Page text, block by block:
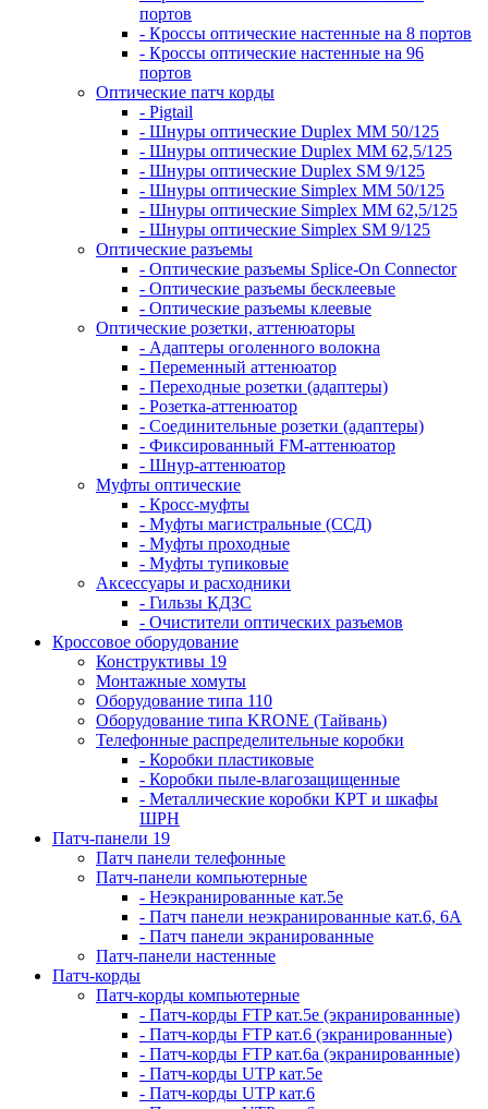
портов
- Кроссы оптические настенные на 8 портов
- Кроссы оптические настенные на 96
портов
Оптические патч корды
- Pigtail
- Шнуры оптические Duplex MM 50/125
- Шнуры оптические Duplex MM 62,5/125
- Шнуры оптические Duplex SM 9/125
- Шнуры оптические Simplex MM 50/125
- Шнуры оптические Simplex MM 62,5/125
- Шнуры оптические Simplex SM 9/125
Оптические разъемы
- Оптические разъемы Splice-On Connector
- Оптические разъемы бесклеевые
- Оптические разъемы клеевые
Оптические розетки, аттенюаторы
- Адаптеры оголенного волокна
- Переменный аттенюатор
- Переходные розетки (адаптеры)
- Розетка-аттенюатор
- Соединительные розетки (адаптеры)
- Фиксированный FM-аттенюатор
- Шнур-аттенюатор
Муфты оптические
- Кросс-муфты
- Муфты магистральные (ССД)
- Муфты проходные
- Муфты тупиковые
Аксессуары и расходники
- Гильзы КДЗС
- Очистители оптических разъемов
Кроссовое оборудование
Конструктивы 19
Монтажные хомуты
Оборудование типа 110
Оборудование типа KRONE (Тайвань)
Телефонные распределительные коробки
- Коробки пластиковые
- Коробки пыле-влагозащищенные
- Металлические коробки КРТ и шкафы
ШРН
Патч-панели 19
Патч панели телефонные
Патч-панели компьютерные
- Неэкранированные кат.5е
- Патч панели неэкранированные кат.6, 6А
- Патч панели экранированные
Патч-панели настенные
Патч-корды
Патч-корды компьютерные
- Патч-корды FTP кат.5е (экранированные)
- Патч-корды FTP кат.6 (экранированные)
- Патч-корды FTP кат.6а (экранированные)
- Патч-корды UTP кат.5е
- Патч-корды UTP кат.6